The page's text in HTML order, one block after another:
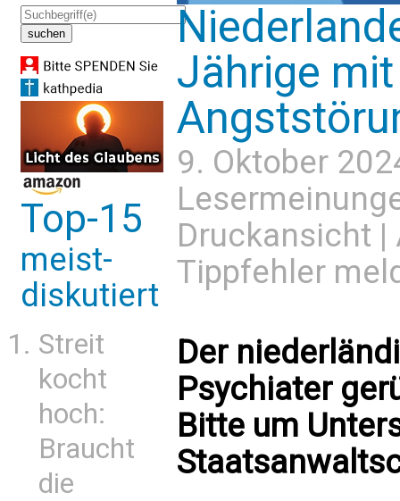
Top-15
meist-
diskutiert
Streit
kocht
hoch:
Braucht
die
Jährige
9. Oktober
Druckansicht |
Tippfehler
Der
Psychiater
Bitte um